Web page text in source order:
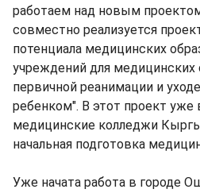
работаем над новым
совместно реализуется
потенциала медицинских
учреждений для медицинских
первичной реанимации и
ребенком". В этот проект уже
медицинские колледжи
начальная подготовка
Уже начата работа в городе